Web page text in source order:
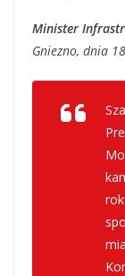
Minister
Gniezno, dnia